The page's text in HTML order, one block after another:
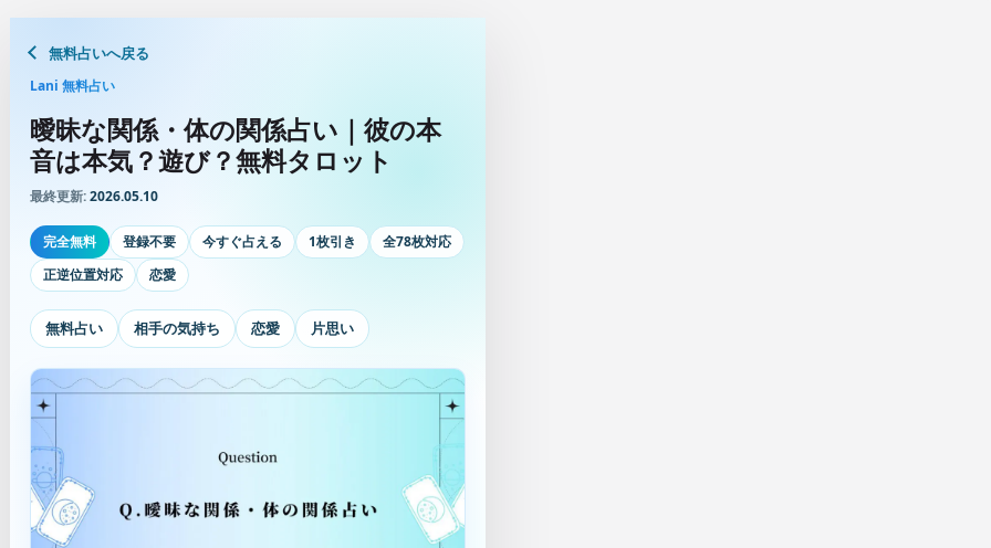
無料占いへ戻る
Lani 無料占い
曖昧な関係・体の関係占い｜彼の本
音は本気？遊び？無料タロット
最終更新:2026.05.10
完全無料 登録不要 今すぐ占える 1枚引き
全78枚対応
正逆位置対応
恋愛
無料占い 相手の気持ち 恋愛 片思い